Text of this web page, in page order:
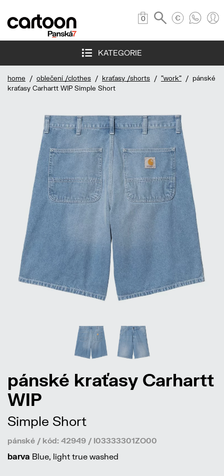
0
KATEGORIE
home / oblečení /clothes / kraťasy /shorts / "work" / pánské
kraťasy Carhartt WIP Simple Short
pánské kraťasy Carhartt
WIP
Simple Short
pánské / kód: 42949 / I03333301ZO00
barva Blue, light true washed